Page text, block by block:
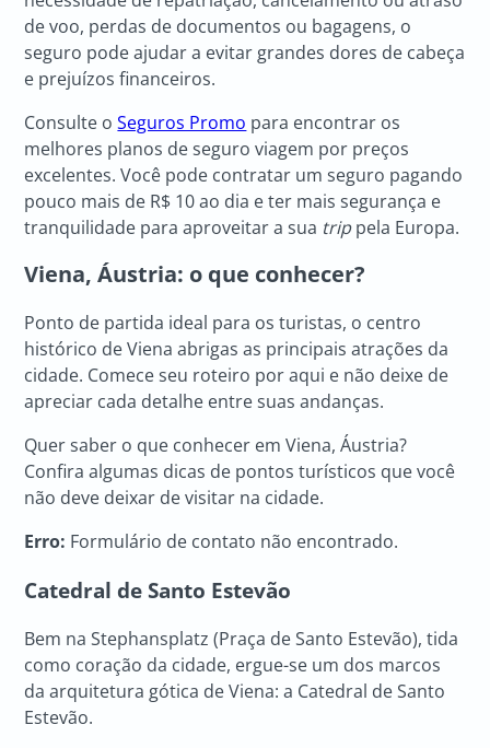
de voo, perdas de documentos ou bagagens, o
seguro pode ajudar a evitar grandes dores de cabeça
e prejuízos financeiros.
Consulte oSeguros Promo para encontrar os
melhores planos de seguro viagem por preços
excelentes. Você pode contratar um seguro pagando
pouco mais de R$ 10 ao dia e ter mais segurança e
tranquilidade para aproveitar a sua trippela Europa.
Viena, Áustria: o que conhecer?
Ponto de partida ideal para os turistas, o centro
histórico de Viena abrigas as principais atrações da
cidade. Comece seu roteiro por aqui e não deixe de
apreciar cada detalhe entre suas andanças.
Quer saber o que conhecer em Viena, Áustria?
Confira algumas dicas de pontos turísticos que você
não deve deixar de visitar na cidade.
Erro: Formulário de contato não encontrado.
Catedral de Santo Estevão
Bem na Stephansplatz (Praça de Santo Estevão), tida
como coração da cidade, ergue-se um dos marcos
da arquitetura gótica de Viena: a Catedral de Santo
Estevão.